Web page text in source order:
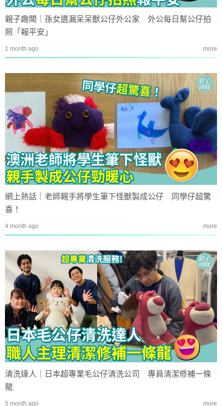
親子趣聞｜孫女遺漏呆呆獸公仔外公家 外公每日幫公仔拍
照「報平安」
1 month ago more
網上熱話｜老師親手將學生筆下怪獸製成公仔 同學仔超驚
喜！
4 month ago more
清洗達人｜日本超專業毛公仔清洗公司 專員清潔修補一條
龍
5 month ago more